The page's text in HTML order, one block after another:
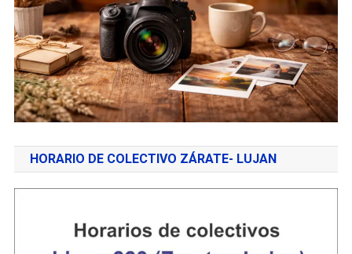
HORARIO DE COLECTIVO ZÁRATE- LUJAN